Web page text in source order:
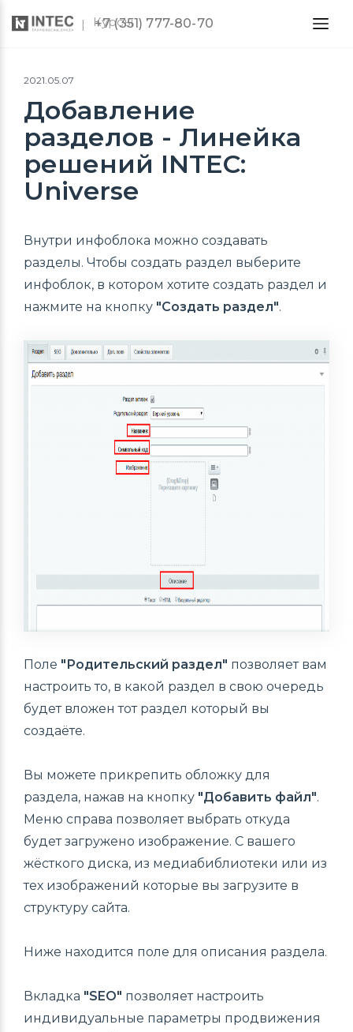
Курсы
+7 (351) 777-80-70
2021.05.07
Добавление
разделов - Линейка
решений INTEC:
Universe
Внутри инфоблока можно создавать
разделы. Чтобы создать раздел выберите
инфоблок, в котором хотите создать раздел и
нажмите на кнопку "Создать раздел".
Поле "Родительский раздел" позволяет вам
настроить то, в какой раздел в свою очередь
будет вложен тот раздел который вы
создаёте.
Вы можете прикрепить обложку для
раздела, нажав на кнопку "Добавить файл".
Меню справа позволяет выбрать откуда
будет загружено изображение. С вашего
жёсткого диска, из медиабиблиотеки или из
тех изображений которые вы загрузите в
структуру сайта.
Ниже находится поле для описания раздела.
Вкладка "SEO" позволяет настроить
индивидуальные параметры продвижения